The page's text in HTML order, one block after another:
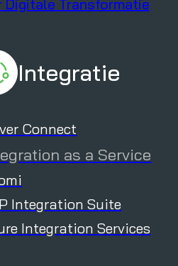
Digitale Transformatie
Integratie
Connect
as a Service
Integration Suite
Integration Services